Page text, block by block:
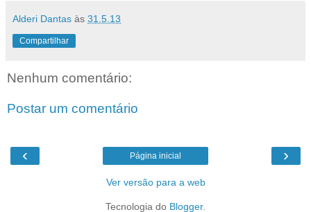
Alderi Dantas às 31.5.13
Compartilhar
Nenhum comentário:
Postar um comentário
‹ ›
Página inicial
Ver versão para a web
Tecnologia do Blogger.